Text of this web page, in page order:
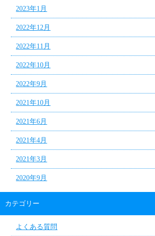
2023年1月
2022年12月
2022年11月
2022年10月
2022年9月
2021年10月
2021年6月
2021年4月
2021年3月
2020年9月
カテゴリー
よくある質問